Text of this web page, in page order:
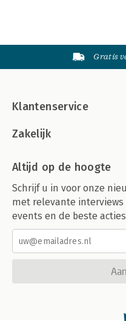
Gratis
Klantenservice
Zakelijk
Altijd op de hoogte
Schrijf u in voor onze
met relevante
events en de beste